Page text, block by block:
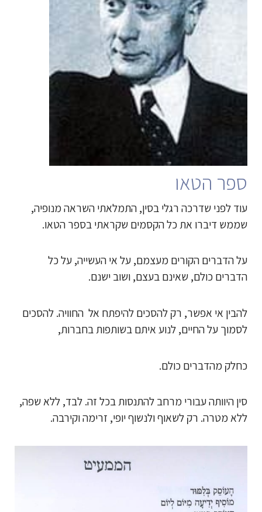
ספר הטאו
עוד לפני שדרכה רגלי בסין, התמלאתי השראה מנופיה,
שממש דיברו את כל הקסמים שקראתי בספר הטאו.
על הדברים הקורים מעצמם, על אי העשייה, על כל
הדברים כולם, שאינם בעצם, ושוב ישנם.
להבין אי אפשר, רק להסכים להיפתח אל החוויה. להסכים
לסמוך על החיים, לנוע איתם בשותפות בחברות,
כחלק מהדברים כולם.
סין היוותה עבורי מרחב להתנסות בכל זה. לבד, ללא שפה,
ללא מטרה. רק לשאוף ולנשוף יופי, זרימה וקירבה.